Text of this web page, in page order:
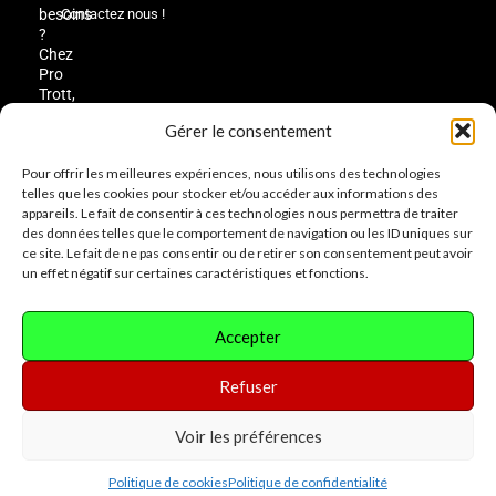
Gérer le consentement
Pour offrir les meilleures expériences, nous utilisons des technologies
telles que les cookies pour stocker et/ou accéder aux informations des
appareils. Le fait de consentir à ces technologies nous permettra de traiter
des données telles que le comportement de navigation ou les ID uniques sur
ce site. Le fait de ne pas consentir ou de retirer son consentement peut avoir
un effet négatif sur certaines caractéristiques et fonctions.
Accepter
Refuser
Voir les préférences
Politique de cookiesPolitique de confidentialité
besoins
?
Chez
Pro
Trott,
temps
de
comprendre
vos
envies
pour
guider
Contactez nous !